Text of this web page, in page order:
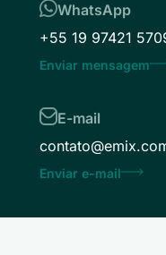
WhatsApp
+55 19 97421
Enviar mensagem
E-mail
Enviar e-mail